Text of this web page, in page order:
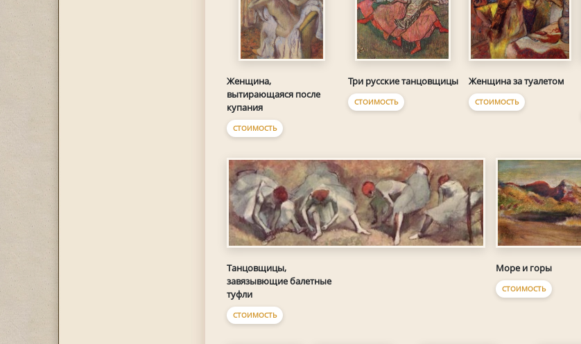
Женщина,
вытирающаяся после
купания
СТОИМОСТЬ
Три русские танцовщицы
СТОИМОСТЬ
Женщина за туалетом
СТОИМОСТЬ
Танцовщицы,
завязывющие балетные
туфли
СТОИМОСТЬ
Море и горы
СТОИМОСТЬ